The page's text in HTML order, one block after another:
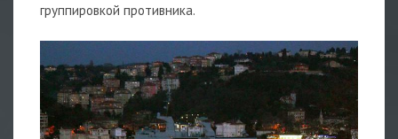
группировкой противника.